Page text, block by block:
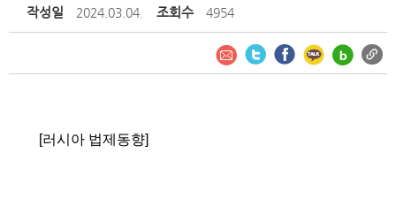
작성일 2024.03.04. 조회수 4954
[러시아 법제동향]